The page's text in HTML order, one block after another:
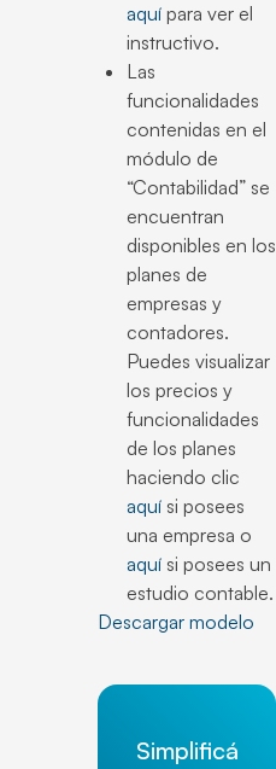
aquí para ver el
instructivo.
Las
funcionalidades
contenidas en el
módulo de
“Contabilidad” se
encuentran
disponibles en los
planes de
empresas y
contadores.
Puedes visualizar
los precios y
funcionalidades
de los planes
haciendo clic
aquí si posees
una empresa o
aquí si posees un
estudio contable.
Descargar modelo
Simplificá